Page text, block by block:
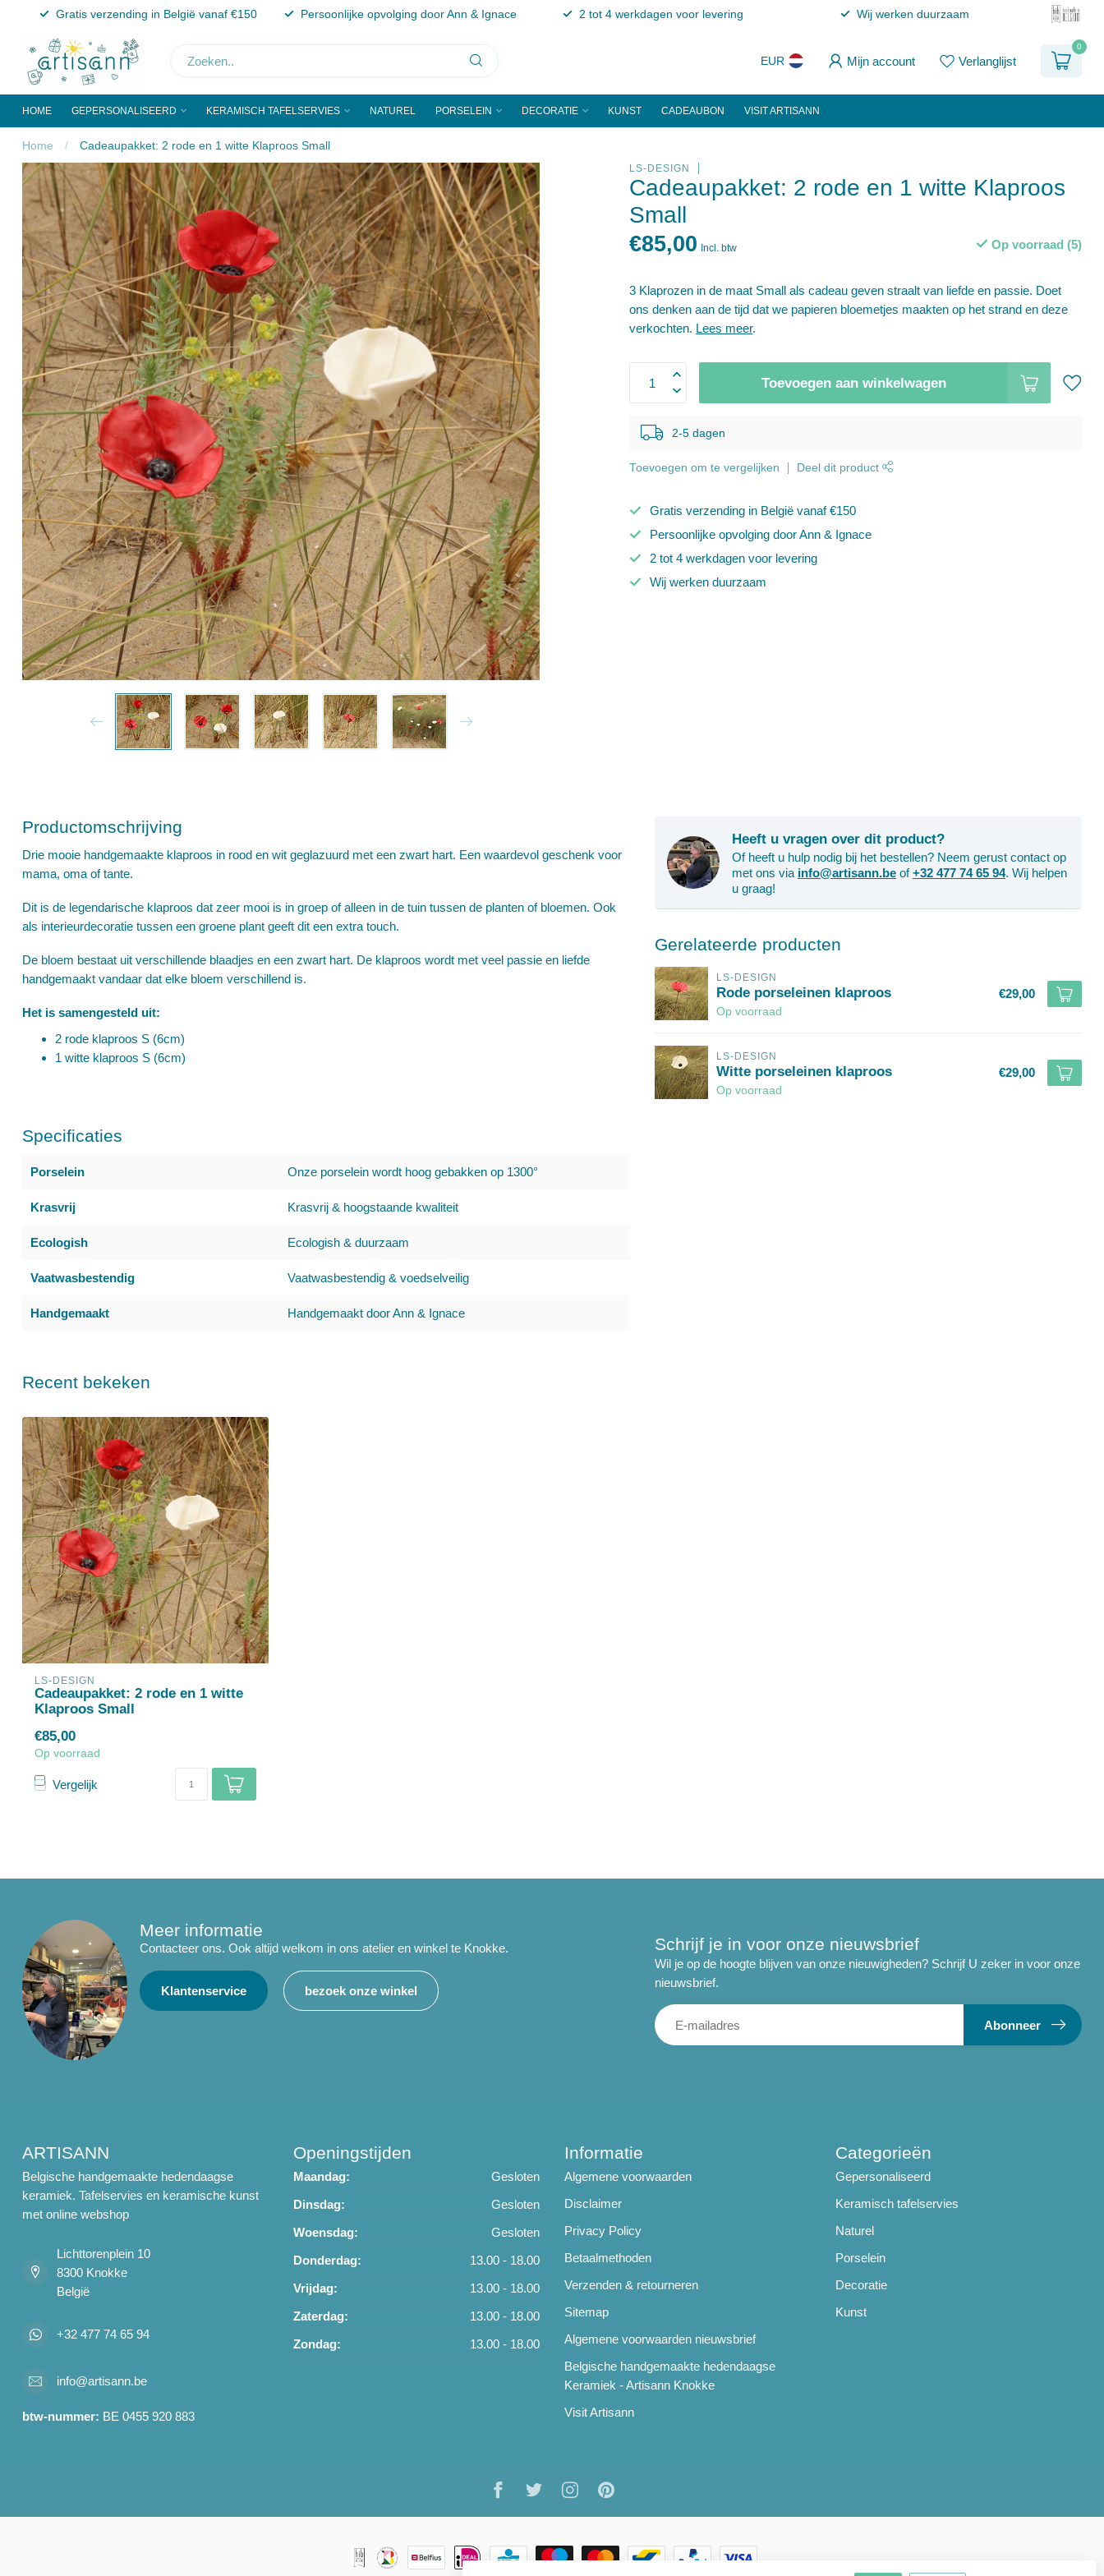
Gratis verzending in België vanaf €150 Persoonlijke opvolging door Ann & Ignace 2 tot 4 werkdagen voor levering Wij werken duurzaam
EUR Mijn account Verlanglijst
0
HOME GEPERSONALISEERD KERAMISCH TAFELSERVIES NATUREL PORSELEIN DECORATIE KUNST CADEAUBON VISIT ARTISANN
Home / Cadeaupakket: 2 rode en 1 witte Klaproos Small
LS-DESIGN
Cadeaupakket: 2 rode en 1 witte Klaproos
Small
€85,00 Incl. btw Op voorraad (5)
3 Klaprozen in de maat Small als cadeau geven straalt van liefde en passie. Doet
ons denken aan de tijd dat we papieren bloemetjes maakten op het strand en deze
verkochten. Lees meer.
Toevoegen aan winkelwagen
2-5 dagen
Toevoegen om te vergelijken Deel dit product
Gratis verzending in België vanaf €150
Persoonlijke opvolging door Ann & Ignace
2 tot 4 werkdagen voor levering
Wij werken duurzaam
Productomschrijving
Drie mooie handgemaakte klaproos in rood en wit geglazuurd met een zwart hart. Een waardevol geschenk voor
mama, oma of tante.
Dit is de legendarische klaproos dat zeer mooi is in groep of alleen in de tuin tussen de planten of bloemen. Ook
als interieurdecoratie tussen een groene plant geeft dit een extra touch.
De bloem bestaat uit verschillende blaadjes en een zwart hart. De klaproos wordt met veel passie en liefde
handgemaakt vandaar dat elke bloem verschillend is.
Het is samengesteld uit:
2 rode klaproos S (6cm)
1 witte klaproos S (6cm)
Specificaties
Porselein Onze porselein wordt hoog gebakken op 1300°
Krasvrij Krasvrij & hoogstaande kwaliteit
Ecologish Ecologish & duurzaam
Vaatwasbestendig Vaatwasbestendig & voedselveilig
Handgemaakt Handgemaakt door Ann & Ignace
Heeft u vragen over dit product?
Of heeft u hulp nodig bij het bestellen? Neem gerust contact op
met ons via info@artisann.be of+32 477 74 65 94. Wij helpen
u graag!
Gerelateerde producten
LS-DESIGN
Rode porseleinen klaproos
Op voorraad
€29,00
LS-DESIGN
Witte porseleinen klaproos
Op voorraad
€29,00
Recent bekeken
LS-DESIGN
Cadeaupakket: 2 rode en 1 witte
Klaproos Small
€85,00
Op voorraad
Vergelijk
Meer informatie
Contacteer ons. Ook altijd welkom in ons atelier en winkel te Knokke.
Klantenservice bezoek onze winkel
Schrijf je in voor onze nieuwsbrief
Wil je op de hoogte blijven van onze nieuwigheden? Schrijf U zeker in voor onze
nieuwsbrief.
Abonneer
ARTISANN
Belgische handgemaakte hedendaagse
keramiek. Tafelservies en keramische kunst
met online webshop
Lichttorenplein 10
8300 Knokke
België
+32 477 74 65 94
info@artisann.be
btw-nummer: BE 0455 920 883
Openingstijden
Maandag:
Gesloten
Dinsdag:
Gesloten
Woensdag:
Gesloten
Donderdag:
13.00 - 18.00
Vrijdag:
13.00 - 18.00
Zaterdag:
13.00 - 18.00
Zondag:
13.00 - 18.00
Informatie
Algemene voorwaarden
Disclaimer
Privacy Policy
Betaalmethoden
Verzenden & retourneren
Sitemap
Algemene voorwaarden nieuwsbrief
Belgische handgemaakte hedendaagse
Keramiek - Artisann Knokke
Visit Artisann
Categorieën
Gepersonaliseerd
Keramisch tafelservies
Naturel
Porselein
Decoratie
Kunst